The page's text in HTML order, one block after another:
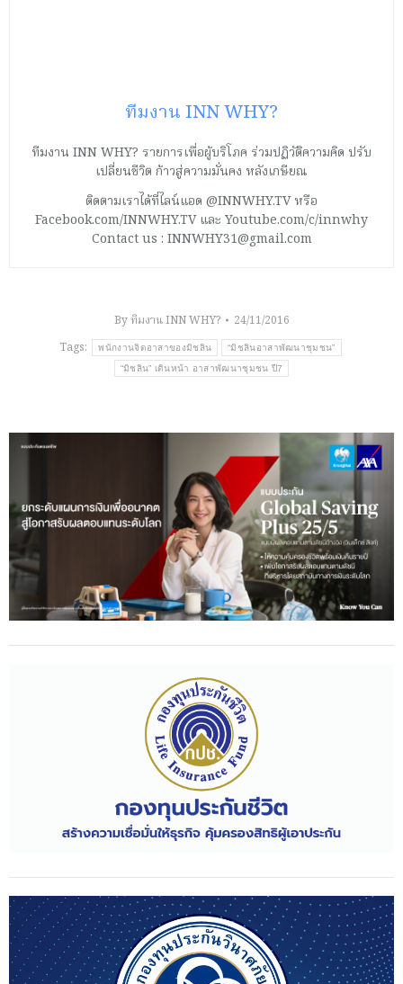
ทีมงาน INN WHY?
ทีมงาน INN WHY? รายการเพื่อผู้บริโภค ร่วมปฏิวัติความคิด ปรับ
เปลี่ยนชีวิต ก้าวสู่ความมั่นคง หลังเกษียณ
ติดตามเราได้ที่ไลน์แอด @INNWHY.TV หรือ
Facebook.com/INNWHY.TV และ Youtube.com/c/innwhy
Contact us : INNWHY31@gmail.com
Byทีมงาน INN WHY?
24/11/2016
Tags:
พนักงานจิตอาสาของมิชลิน “มิชลินอาสาพัฒนาชุมชน”
“มิชลิน” เดินหน้า อาสาพัฒนาชุมชน ปี7